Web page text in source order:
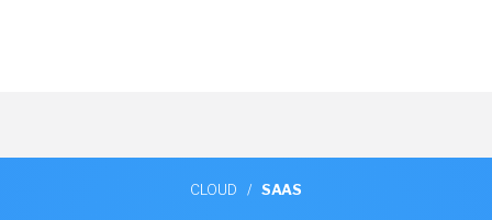
CLOUD / SAAS